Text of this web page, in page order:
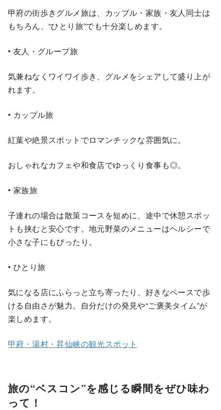
甲府の街歩きグルメ旅は、カップル・家族・友人同士は
もちろん、“ひとり旅”でも十分楽しめます。
• 友人・グループ旅
気兼ねなくワイワイ歩き、グルメをシェアして盛り上が
れます。
• カップル旅
紅葉や絶景スポットでロマンチックな雰囲気に。
おしゃれなカフェや和食店でゆっくり食事も◎。
• 家族旅
子連れの場合は散策コースを短めに、途中で休憩スポッ
トも挟むと安心です。地元野菜のメニューはヘルシーで
小さな子にもぴったり。
• ひとり旅
気になる店にふらっと立ち寄ったり、好きなペースで歩
ける自由さが魅力。自分だけの発見や“ご褒美タイム”が
楽しめます。
甲府・湯村・昇仙峡の観光スポット
旅の“ベスコン”を感じる瞬間をぜひ味わ
って！